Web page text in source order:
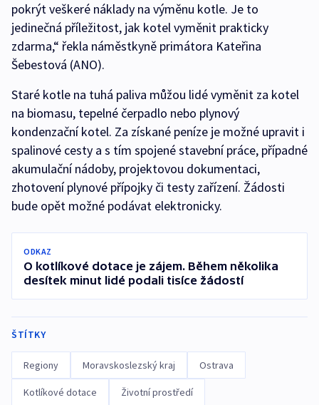
pokrýt veškeré náklady na výměnu kotle. Je to
jedinečná příležitost, jak kotel vyměnit prakticky
zdarma,“ řekla náměstkyně primátora Kateřina
Šebestová (ANO).
Staré kotle na tuhá paliva můžou lidé vyměnit za kotel
na biomasu, tepelné čerpadlo nebo plynový
kondenzační kotel. Za získané peníze je možné upravit i
spalinové cesty a s tím spojené stavební práce, případné
akumulační nádoby, projektovou dokumentaci,
zhotovení plynové přípojky či testy zařízení. Žádosti
bude opět možné podávat elektronicky.
ODKAZ
O kotlíkové dotace je zájem. Během několika
desítek minut lidé podali tisíce žádostí
ŠTÍTKY
Regiony Moravskoslezský kraj Ostrava
Kotlíkové dotace Životní prostředí